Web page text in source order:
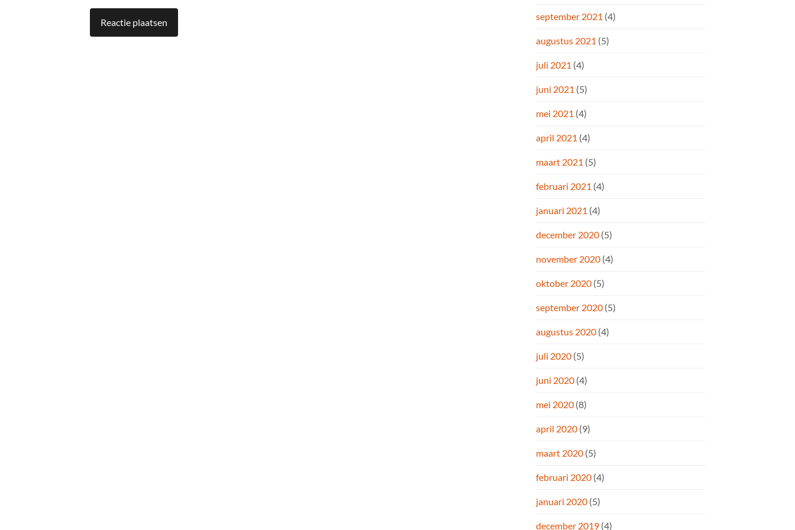
september 2021 (4)
augustus 2021 (5)
juli 2021 (4)
juni 2021 (5)
mei 2021 (4)
april 2021 (4)
maart 2021 (5)
februari 2021 (4)
januari 2021 (4)
december 2020 (5)
november 2020 (4)
oktober 2020 (5)
september 2020 (5)
augustus 2020 (4)
juli 2020 (5)
juni 2020 (4)
mei 2020 (8)
april 2020 (9)
maart 2020 (5)
februari 2020 (4)
januari 2020 (5)
december 2019 (4)